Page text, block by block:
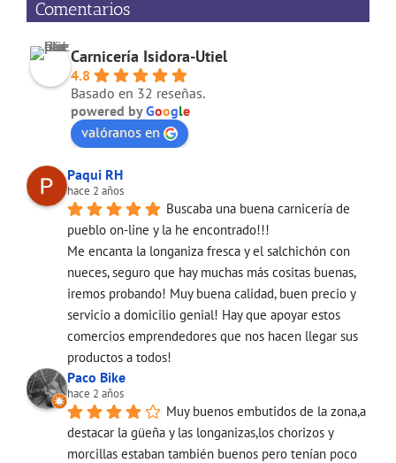
Comentarios
Carnicería Isidora-Utiel
4.8
Basado en 32 reseñas.
powered byGoogle
valóranos en
Paqui RH
hace 2 años
Buscaba una buena carnicería de
pueblo on-line y la he encontrado!!!
Me encanta la longaniza fresca y el salchichón con
nueces, seguro que hay muchas más cositas buenas,
iremos probando! Muy buena calidad, buen precio y
servicio a domicilio genial! Hay que apoyar estos
comercios emprendedores que nos hacen llegar sus
productos a todos!
Paco Bike
hace 2 años
Muy buenos embutidos de la zona,a
destacar la güeña y las longanizas,los chorizos y
morcillas estaban también buenos pero tenían poco